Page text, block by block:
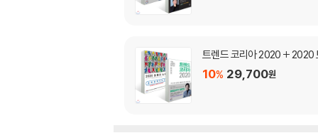
트렌드 코리아 2020 + 2020
10% 29,700원